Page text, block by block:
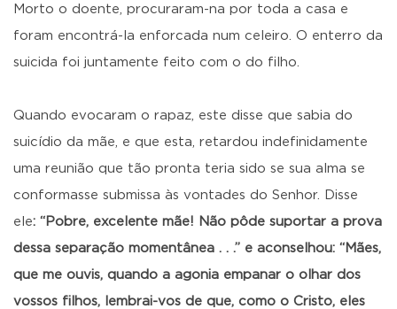
Morto o doente, procuraram-na por toda a casa e
foram encontrá-la enforcada num celeiro. O enterro da
suicida foi juntamente feito com o do filho.
Quando evocaram o rapaz, este disse que sabia do
suicídio da mãe, e que esta, retardou indefinidamente
uma reunião que tão pronta teria sido se sua alma se
conformasse submissa às vontades do Senhor. Disse
ele: “Pobre, excelente mãe! Não pôde suportar a prova
dessa separação momentânea . . .” e aconselhou: “Mães,
que me ouvis, quando a agonia empanar o olhar dos
vossos filhos, lembrai-vos de que, como o Cristo, eles